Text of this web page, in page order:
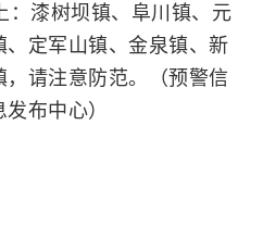
：漆树坝镇、阜川镇、元
定军山镇、金泉镇、新
请注意防范。（预警信
布中心）